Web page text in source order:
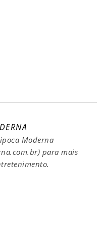
Moderna
para mais